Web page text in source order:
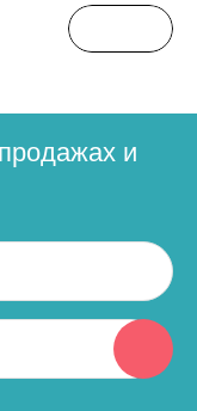
и